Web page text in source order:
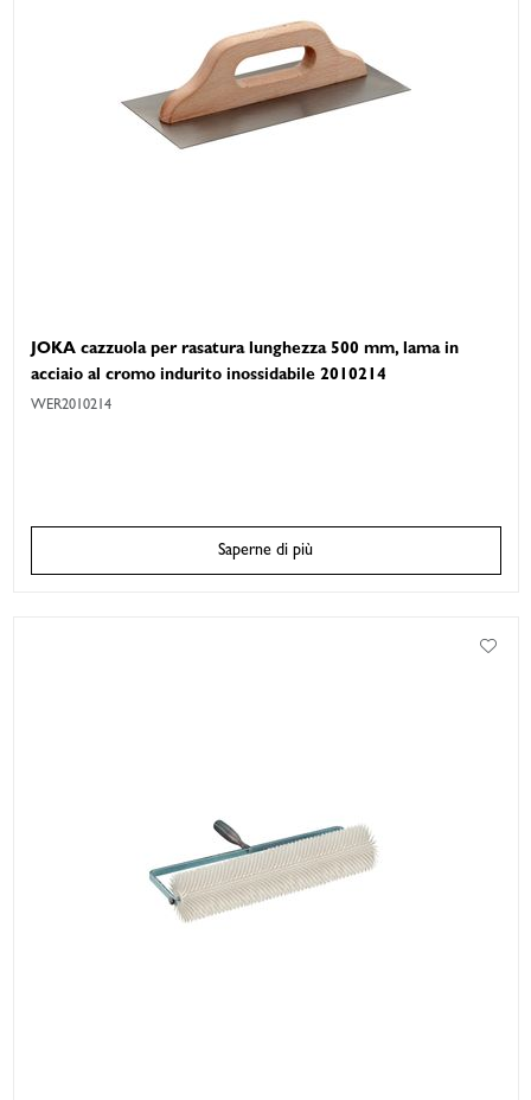
JOKA cazzuola per rasatura lunghezza 500 mm, lama in
acciaio al cromo indurito inossidabile 2010214
WER2010214
Saperne di più